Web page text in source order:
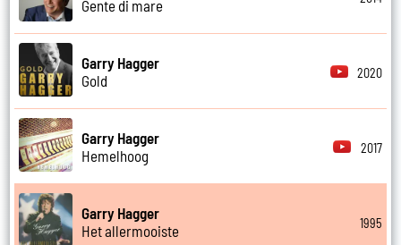
Gente di mare
Garry Hagger
Gold
2020
Garry Hagger
Hemelhoog
2017
Garry Hagger
Het allermooiste
1995